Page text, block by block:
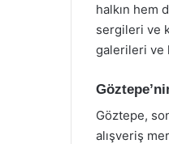
halkın hem
sergileri ve
galerileri ve
Göztepe,
alışveriş